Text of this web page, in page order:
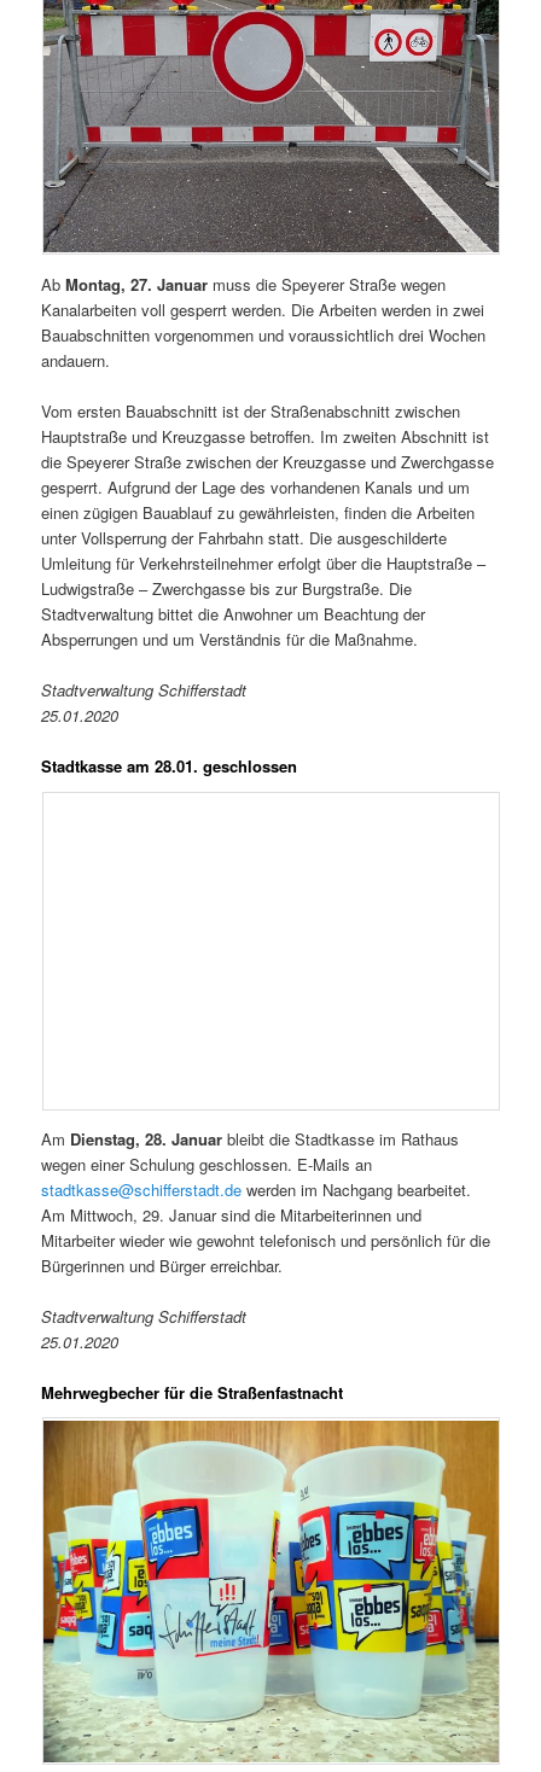
AbMontag, 27. Januar muss die Speyerer Straße wegen
Kanalarbeiten voll gesperrt werden. Die Arbeiten werden in zwei
Bauabschnitten vorgenommen und voraussichtlich drei Wochen
andauern.
Vom ersten Bauabschnitt ist der Straßenabschnitt zwischen
Hauptstraße und Kreuzgasse betroffen. Im zweiten Abschnitt ist
die Speyerer Straße zwischen der Kreuzgasse und Zwerchgasse
gesperrt. Aufgrund der Lage des vorhandenen Kanals und um
einen zügigen Bauablauf zu gewährleisten, finden die Arbeiten
unter Vollsperrung der Fahrbahn statt. Die ausgeschilderte
Umleitung für Verkehrsteilnehmer erfolgt über die Hauptstraße –
Ludwigstraße – Zwerchgasse bis zur Burgstraße. Die
Stadtverwaltung bittet die Anwohner um Beachtung der
Absperrungen und um Verständnis für die Maßnahme.
Stadtverwaltung Schifferstadt
25.01.2020
Stadtkasse am 28.01. geschlossen
Am Dienstag, 28. Januar bleibt die Stadtkasse im Rathaus
wegen einer Schulung geschlossen. E-Mails an
stadtkasse@schifferstadt.de werden im Nachgang bearbeitet.
Am Mittwoch, 29. Januar sind die Mitarbeiterinnen und
Mitarbeiter wieder wie gewohnt telefonisch und persönlich für die
Bürgerinnen und Bürger erreichbar.
Stadtverwaltung Schifferstadt
25.01.2020
Mehrwegbecher für die Straßenfastnacht